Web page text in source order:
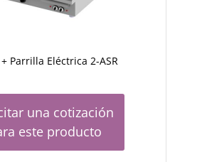
Parrilla Eléctrica 2-ASR
una cotización
este producto